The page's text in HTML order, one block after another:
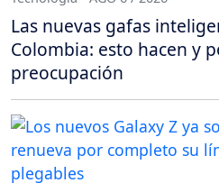
Las nuevas gafas
Colombia: esto hacen y
preocupación